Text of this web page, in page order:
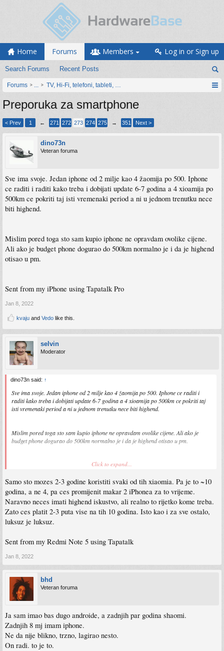
Home Forums
Search Forums Recent Posts
Members Log in or Sign up
Forums ... TV, Hi-Fi, telefoni, tableti, satovi, IoT oprema
Preporuka za smartphone
< Prev 1 ← 271 272 273 274 275 → 351 Next >
dino73n
Veteran foruma
Sve ima svoje. Jedan iphone od 2 milje kao 4 žaomija po 500. Iphone
ce raditi i raditi kako treba i dobijati update 6-7 godina a 4 xioamija po
500km ce pokriti taj isti vremenaki period a ni u jednom trenutku nece
biti highend.
Mislim pored toga sto sam kupio iphone ne opravdam ovolike cijene.
Ali ako je budget phone dogurao do 500km normalno je i da je highend
otisao u pm.
Sent from my iPhone using Tapatalk Pro
Jan 8, 2022
kvaju and Vedo like this.
selvin
Moderator
dino73n said: ↑
Sve ima svoje. Jedan iphone od 2 milje kao 4 žaomija po 500. Iphone ce raditi i
raditi kako treba i dobijati update 6-7 godina a 4 xioamija po 500km ce pokriti taj
isti vremenaki period a ni u jednom trenutku nece biti highend.
Mislim pored toga sto sam kupio iphone ne opravdam ovolike cijene. Ali ako je
budget phone dogurao do 500km normalno je i da je highend otisao u pm.
Sent from my iPhone using Tapatalk ProClick to expand...
Samo sto mozes 2-3 godine koristiti svaki od tih xiaomia. Pa je to ~10
godina, a ne 4, pa ces promijenit makar 2 iPhonea za to vrijeme.
Naravno neces imati highend iskustvo, ali realno to rijetko kome treba.
Zato ces platit 2-3 puta vise na tih 10 godina. Isto kao i za sve ostalo,
luksuz je luksuz.
Sent from my Redmi Note 5 using Tapatalk
Jan 8, 2022
bhd
Veteran foruma
Ja sam imao bas dugo androide, a zadnjih par godina shaomi.
Zadnjih 8 mj imam iphone.
Ne da nije blikno, trzno, lagirao nesto.
On radi. to je to.